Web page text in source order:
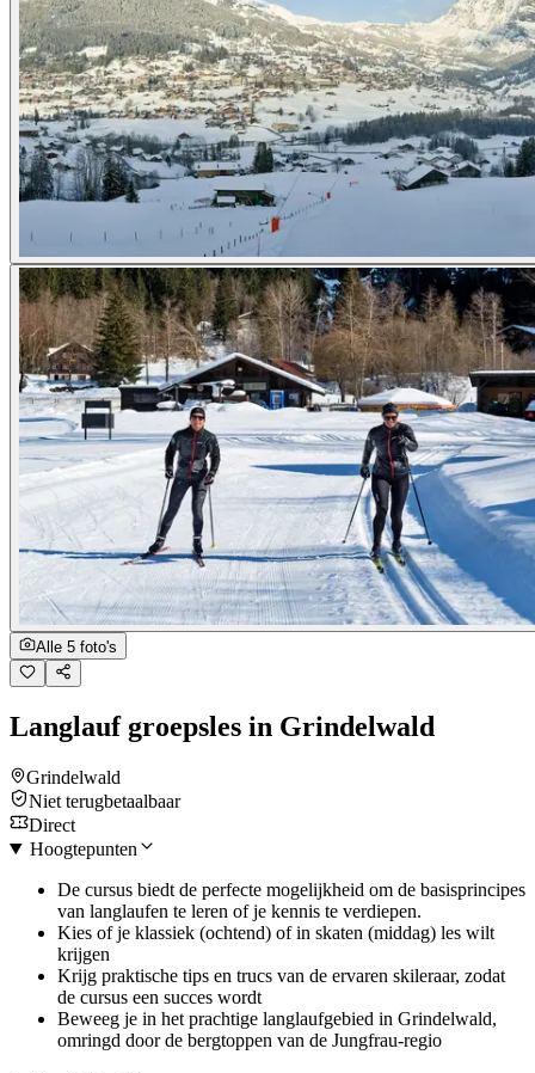
Alle 5 foto's
Langlauf groepsles in Grindelwald
Grindelwald
Niet terugbetaalbaar
Direct
Hoogtepunten
De cursus biedt de perfecte mogelijkheid om de basisprincipes
van langlaufen te leren of je kennis te verdiepen.
Kies of je klassiek (ochtend) of in skaten (middag) les wilt
krijgen
Krijg praktische tips en trucs van de ervaren skileraar, zodat
de cursus een succes wordt
Beweeg je in het prachtige langlaufgebied in Grindelwald,
omringd door de bergtoppen van de Jungfrau-regio